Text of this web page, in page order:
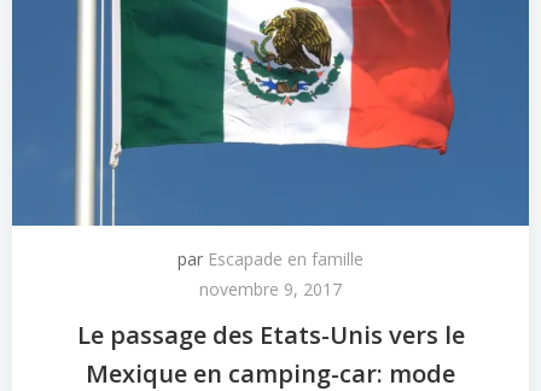
par Escapade en famille
novembre 9, 2017
Le passage des Etats-Unis vers le
Mexique en camping-car: mode